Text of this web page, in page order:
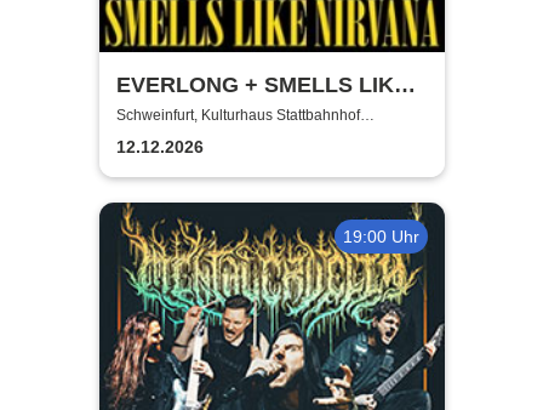
EVERLONG + SMELLS LIKE
NIRVANA | 2 Bands - 2
Tribute-Shows
Schweinfurt, Kulturhaus Stattbahnhof
Schweinfurt
12.12.2026
19:00 Uhr